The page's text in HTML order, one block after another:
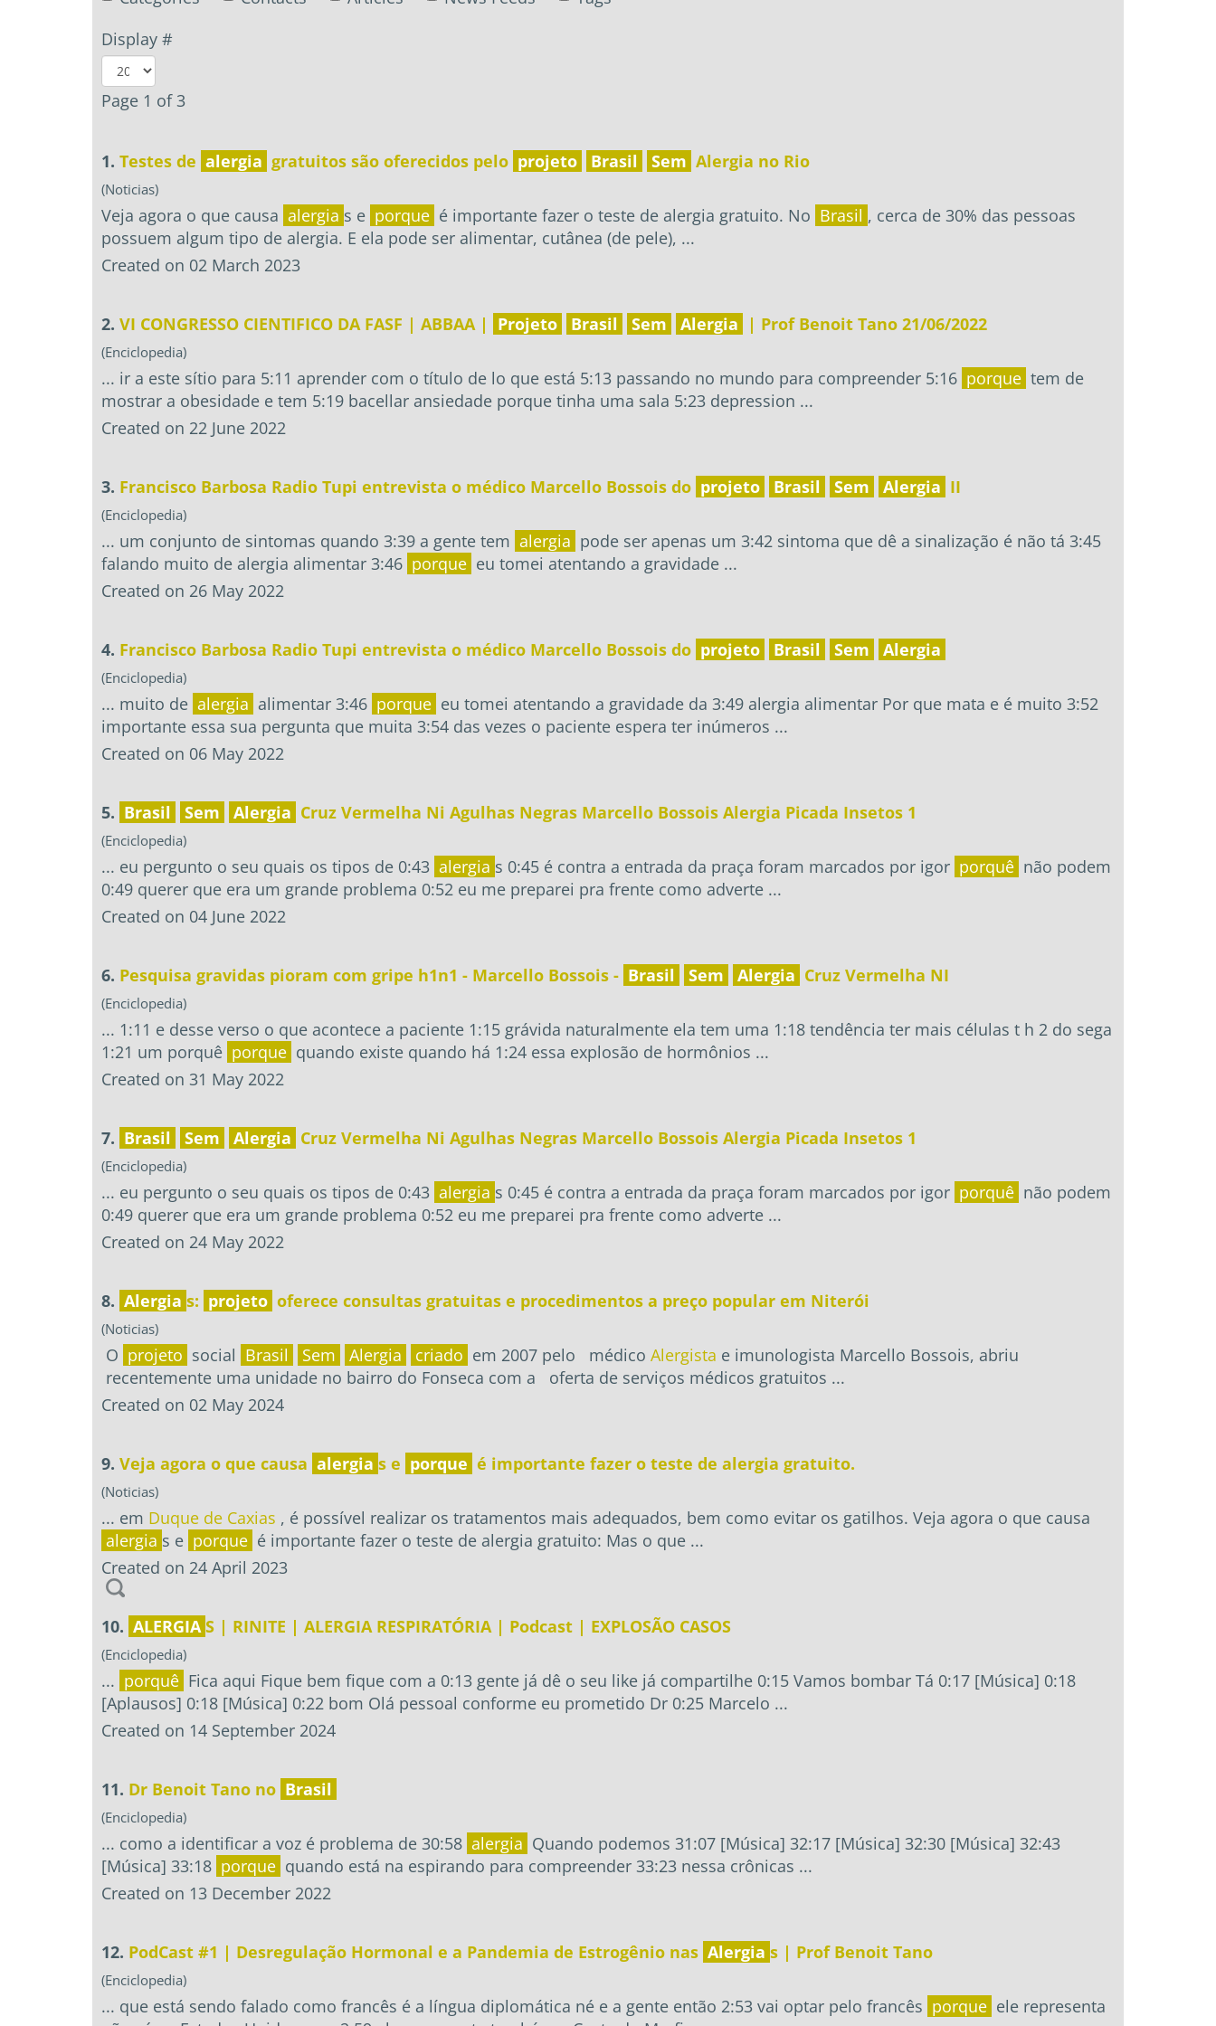
Display #
Page 1 of 3
1. Testes de alergia gratuitos são oferecidos pelo projeto Brasil Sem Alergia no Rio
(Noticias)
Veja agora o que causa alergia s e porque é importante fazer o teste de alergia gratuito. No Brasil , cerca de 30% das pessoas
possuem algum tipo de alergia. E ela pode ser alimentar, cutânea (de pele), ...
Created on 02 March 2023
2. VI CONGRESSO CIENTIFICO DA FASF | ABBAA | Projeto Brasil Sem Alergia | Prof Benoit Tano 21/06/2022
(Enciclopedia)
... ir a este sítio para 5:11 aprender com o título de lo que está 5:13 passando no mundo para compreender 5:16 porque tem de
mostrar a obesidade e tem 5:19 bacellar ansiedade porque tinha uma sala 5:23 depression ...
Created on 22 June 2022
3. Francisco Barbosa Radio Tupi entrevista o médico Marcello Bossois do projeto Brasil Sem Alergia II
(Enciclopedia)
... um conjunto de sintomas quando 3:39 a gente tem alergia pode ser apenas um 3:42 sintoma que dê a sinalização é não tá 3:45
falando muito de alergia alimentar 3:46 porque eu tomei atentando a gravidade ...
Created on 26 May 2022
4. Francisco Barbosa Radio Tupi entrevista o médico Marcello Bossois do projeto Brasil Sem Alergia
(Enciclopedia)
... muito de alergia alimentar 3:46 porque eu tomei atentando a gravidade da 3:49 alergia alimentar Por que mata e é muito 3:52
importante essa sua pergunta que muita 3:54 das vezes o paciente espera ter inúmeros ...
Created on 06 May 2022
5. Brasil Sem Alergia Cruz Vermelha Ni Agulhas Negras Marcello Bossois Alergia Picada Insetos 1
(Enciclopedia)
... eu pergunto o seu quais os tipos de 0:43 alergia s 0:45 é contra a entrada da praça foram marcados por igor porquê não podem
0:49 querer que era um grande problema 0:52 eu me preparei pra frente como adverte ...
Created on 04 June 2022
6. Pesquisa gravidas pioram com gripe h1n1 - Marcello Bossois - Brasil Sem Alergia Cruz Vermelha NI
(Enciclopedia)
... 1:11 e desse verso o que acontece a paciente 1:15 grávida naturalmente ela tem uma 1:18 tendência ter mais células t h 2 do sega
1:21 um porquê porque quando existe quando há 1:24 essa explosão de hormônios ...
Created on 31 May 2022
7. Brasil Sem Alergia Cruz Vermelha Ni Agulhas Negras Marcello Bossois Alergia Picada Insetos 1
(Enciclopedia)
... eu pergunto o seu quais os tipos de 0:43 alergia s 0:45 é contra a entrada da praça foram marcados por igor porquê não podem
0:49 querer que era um grande problema 0:52 eu me preparei pra frente como adverte ...
Created on 24 May 2022
8. Alergia s: projeto oferece consultas gratuitas e procedimentos a preço popular em Niterói
(Noticias)
O projeto social Brasil Sem Alergia criado em 2007 pelo médico Alergista e imunologista Marcello Bossois, abriu
recentemente uma unidade no bairro do Fonseca com a oferta de serviços médicos gratuitos ...
Created on 02 May 2024
9. Veja agora o que causa alergia s e porque é importante fazer o teste de alergia gratuito.
(Noticias)
... em Duque de Caxias , é possível realizar os tratamentos mais adequados, bem como evitar os gatilhos. Veja agora o que causa
alergia s e porque é importante fazer o teste de alergia gratuito: Mas o que ...
Created on 24 April 2023
10. ALERGIA S | RINITE | ALERGIA RESPIRATÓRIA | Podcast | EXPLOSÃO CASOS
(Enciclopedia)
... porquê Fica aqui Fique bem fique com a 0:13 gente já dê o seu like já compartilhe 0:15 Vamos bombar Tá 0:17 [Música] 0:18
[Aplausos] 0:18 [Música] 0:22 bom Olá pessoal conforme eu prometido Dr 0:25 Marcelo ...
Created on 14 September 2024
11. Dr Benoit Tano no Brasil
(Enciclopedia)
... como a identificar a voz é problema de 30:58 alergia Quando podemos 31:07 [Música] 32:17 [Música] 32:30 [Música] 32:43
[Música] 33:18 porque quando está na espirando para compreender 33:23 nessa crônicas ...
Created on 13 December 2022
12. PodCast #1 | Desregulação Hormonal e a Pandemia de Estrogênio nas Alergia s | Prof Benoit Tano
(Enciclopedia)
... que está sendo falado como francês é a língua diplomática né e a gente então 2:53 vai optar pelo francês porque ele representa